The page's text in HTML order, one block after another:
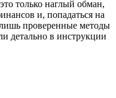
только наглый обман,
и, попадаться на
проверенные методы
детально в инструкции